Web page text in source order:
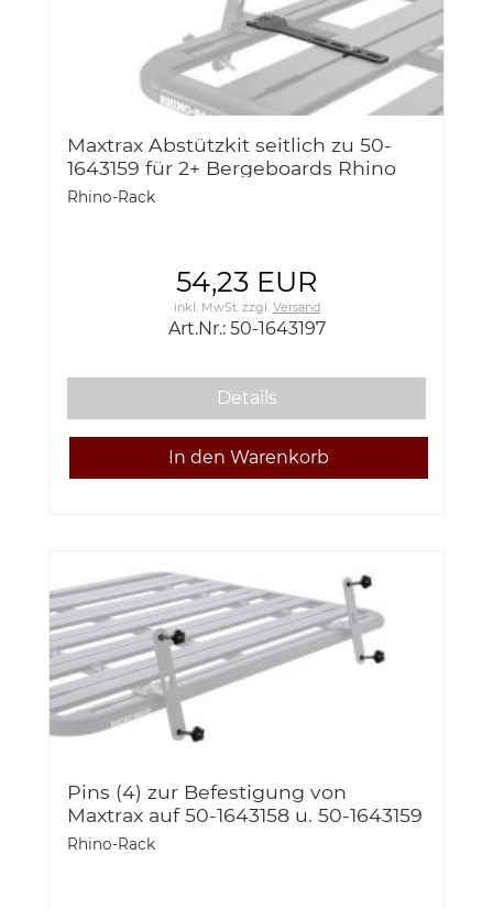
Maxtrax Abstützkit seitlich zu 50-
1643159 für 2+ Bergeboards Rhino
Rack 50-1643197
Rhino-Rack
54,23 EUR
inkl. MwSt.zzgl. Versand
Art.Nr.: 50-1643197
Details
Pins (4) zur Befestigung von
Maxtrax auf 50-1643158 u. 50-1643159
Rhino Rack 50-RMTXMPS
Rhino-Rack